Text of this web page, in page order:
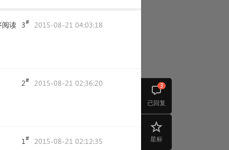
已回复
3
星标
阅读 3# 2015-08-21 04:03:18
2# 2015-08-21 02:36:20
1# 2015-08-21 02:12:35